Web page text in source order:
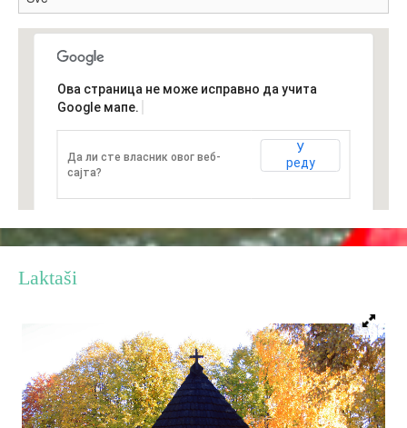
Destinacije
Spisak destinacija
Mapa destinacija
Manifestacije
Smještaj
Multimedija
E-Brochure
Ова страница не може исправно да учита
Google мапе.
Да ли сте власник овог веб-
сајта?
У
реду
Laktaši